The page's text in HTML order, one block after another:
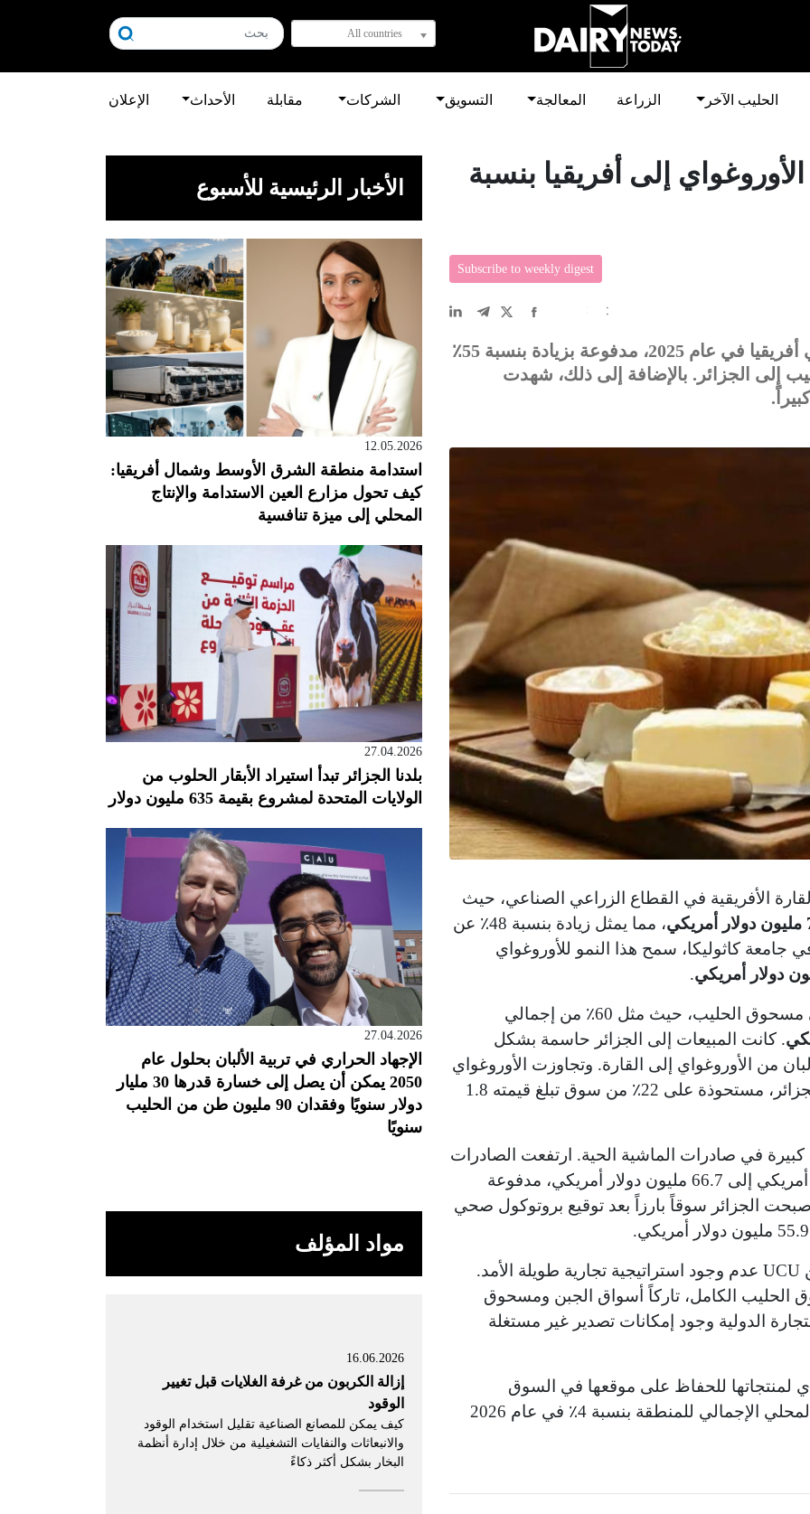
All countries
الحليب الآخر الزراعة المعالجة التسويق الشركات مقابلة الأحداث الإعلان
إلى أفريقيا بنسبة
Subscribe to weekly digest
中文
DE عربى
حققت الأوروغواي فائضاً تجارياً تاريخياً في أفريقيا في عام 2025، مدفوعة بزيادة بنسبة 55٪
إلى الجزائر. بالإضافة إلى ذلك، شهدت
الأفريقية في القطاع الزراعي الصناعي، حيث
، مما يمثل زيادة بنسبة 48٪ عن
جامعة كاثوليكا، سمح هذا النمو للأوروغواي
.
كانت المحرك الرئيسي لزيادة الصادرات هي مسحوق الحليب، حيث مثل 60٪ من إجمالي
. كانت المبيعات إلى الجزائر حاسمة بشكل
من صادرات الألبان من الأوروغواي إلى القارة. وتجاوزت الأوروغواي
نيوزيلندا لتصبح ثاني أكبر مورد للألبان إلى الجزائر، مستحوذة على 22٪ من سوق تبلغ قيمته 1.8
شهد عام 2025 أيضاً زيادة كبيرة في صادرات الماشية الحية. ارتفعت الصادرات
، من 7 ملايين دولار أمريكي إلى 66.7 مليون دولار أمريكي، مدفوعة
الجزائر سوقاً بارزاً بعد توقيع بروتوكول صحي
على الرغم من هذه النجاحات، يبرز تقرير من UCU عدم وجود استراتيجية تجارية طويلة الأمد.
الكامل، تاركاً أسواق الجبن ومسحوق
الدولية وجود إمكانات تصدير غير مستغلة
لمنتجاتها للحفاظ على موقعها في السوق
الأفريقية الناشئة، خاصة مع توقع نمو الناتج المحلي الإجمالي للمنطقة بنسبة 4٪ في عام 2026
الأخبار الرئيسية للأسبوع
12.05.2026
استدامة منطقة الشرق الأوسط وشمال أفريقيا:
كيف تحول مزارع العين الاستدامة والإنتاج
المحلي إلى ميزة تنافسية
27.04.2026
بلدنا الجزائر تبدأ استيراد الأبقار الحلوب من
الولايات المتحدة لمشروع بقيمة 635 مليون دولار
27.04.2026
الإجهاد الحراري في تربية الألبان بحلول عام
2050 يمكن أن يصل إلى خسارة قدرها 30 مليار
دولار سنويًا وفقدان 90 مليون طن من الحليب
سنويًا
مواد المؤلف
16.06.2026
إزالة الكربون من غرفة الغلايات قبل تغيير
الوقود
كيف يمكن للمصانع الصناعية تقليل استخدام الوقود
والانبعاثات والنفايات التشغيلية من خلال إدارة أنظمة
البخار بشكل أكثر ذكاءً